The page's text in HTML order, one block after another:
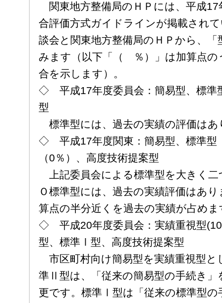
関東地方整備局のＨＰには、平成17
合評価方式ガイドラインが掲載され
談会と関東地方整備局のＨＰから、
みます（以下「（ ％）」は加算点の
合を示します）。
◇ 平成17年度委員会：簡易型、標準
型
標準型には、過去の実績の評価はあ
◇ 平成17年度関東：簡易型、標準型
（0％）、高度技術提案型
上記委員会による標準型を大きく
Ｏ標準型には、過去の実績評価はあ
算点の半分近くを過去の実績が占めま
◇ 平成20年度委員会：実績重視型
型、標準Ⅰ型、高度技術提案型
市区町村向け簡易型を実績重視型と
準Ⅱ型は、「従来の簡易型の手続き」
更です。標準Ⅰ型は「従来の標準型